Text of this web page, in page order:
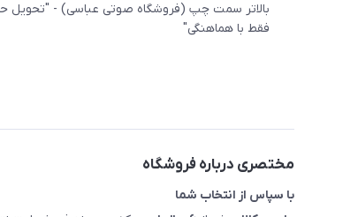
بالاتر سمت چپ (فروشگاه صوتی عباسی) - "تحویل
فقط با هماهنگی"
مختصری درباره فروشگاه
با سپاس از انتخاب شما